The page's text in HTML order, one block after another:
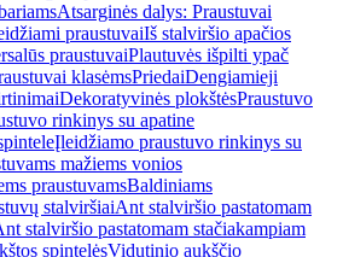
Atsarginės dalys: Praustuvai
praustuvaiIš stalviršio apačios
praustuvaiPlautuvės išpilti ypač
klasėmsPriedaiDengiamieji
Dekoratyvinės plokštėsPraustuvo
rinkinys su apatine
Įleidžiamo praustuvo rinkinys su
mažiems vonios
praustuvamsBaldiniams
stalviršiaiAnt stalviršio pastatomam
stalviršio pastatomam stačiakampiam
spintelėsVidutinio aukščio